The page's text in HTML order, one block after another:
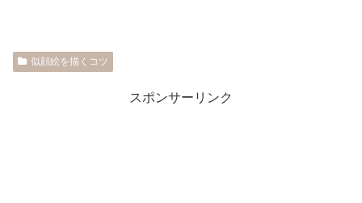
似顔絵を描くコツ
スポンサーリンク